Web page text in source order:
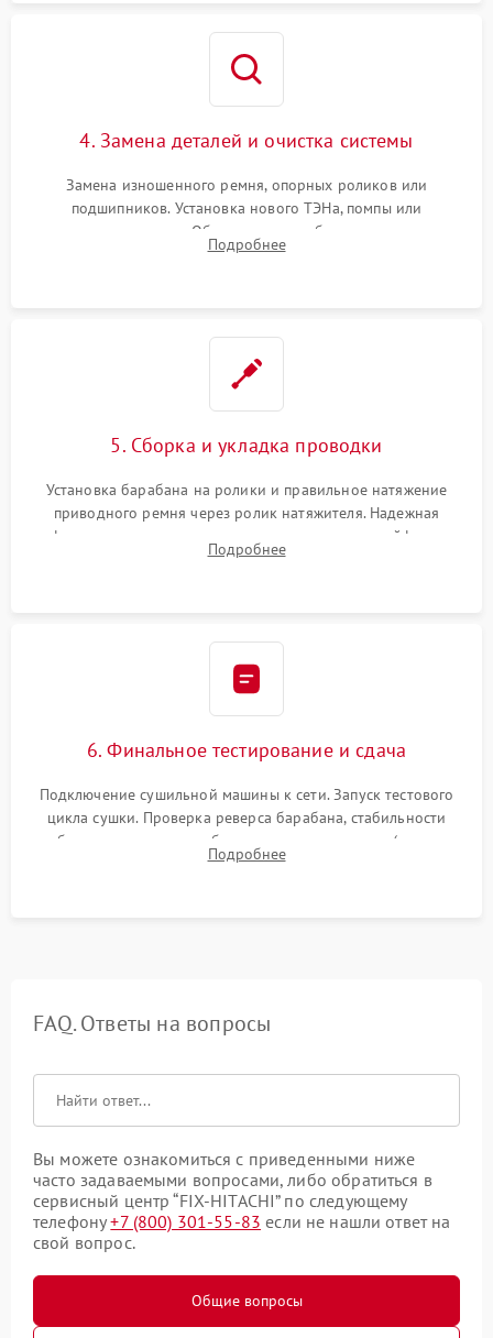
4. Замена деталей и очистка системы
Замена изношенного ремня, опорных роликов или
подшипников. Установка нового ТЭНа, помпы или
термодатчиков. Обязательная глубокая очистка
конденсатора, крыльчатки вентилятора и воздуховодов от
Подробнее
5. Сборка и укладка проводки
Установка барабана на ролики и правильное натяжение
приводного ремня через ролик натяжителя. Надежная
фиксация всех узлов, подключение клемм и шлейфов к
модулю управления. Монтаж корпусных панелей, люка и
Подробнее
6. Финальное тестирование и сдача
Подключение сушильной машины к сети. Запуск тестового
цикла сушки. Проверка реверса барабана, стабильности
набора температуры, работы дренажного насоса (откачка
конденсата) и отсутствия посторонних скрипов, стуков или
Подробнее
FAQ. Ответы на вопросы
Вы можете ознакомиться с приведенными ниже
часто задаваемыми вопросами, либо обратиться в
сервисный центр “FIX-HITACHI” по следующему
телефону+7 (800) 301-55-83 если не нашли ответ на
свой вопрос.
Общие вопросы